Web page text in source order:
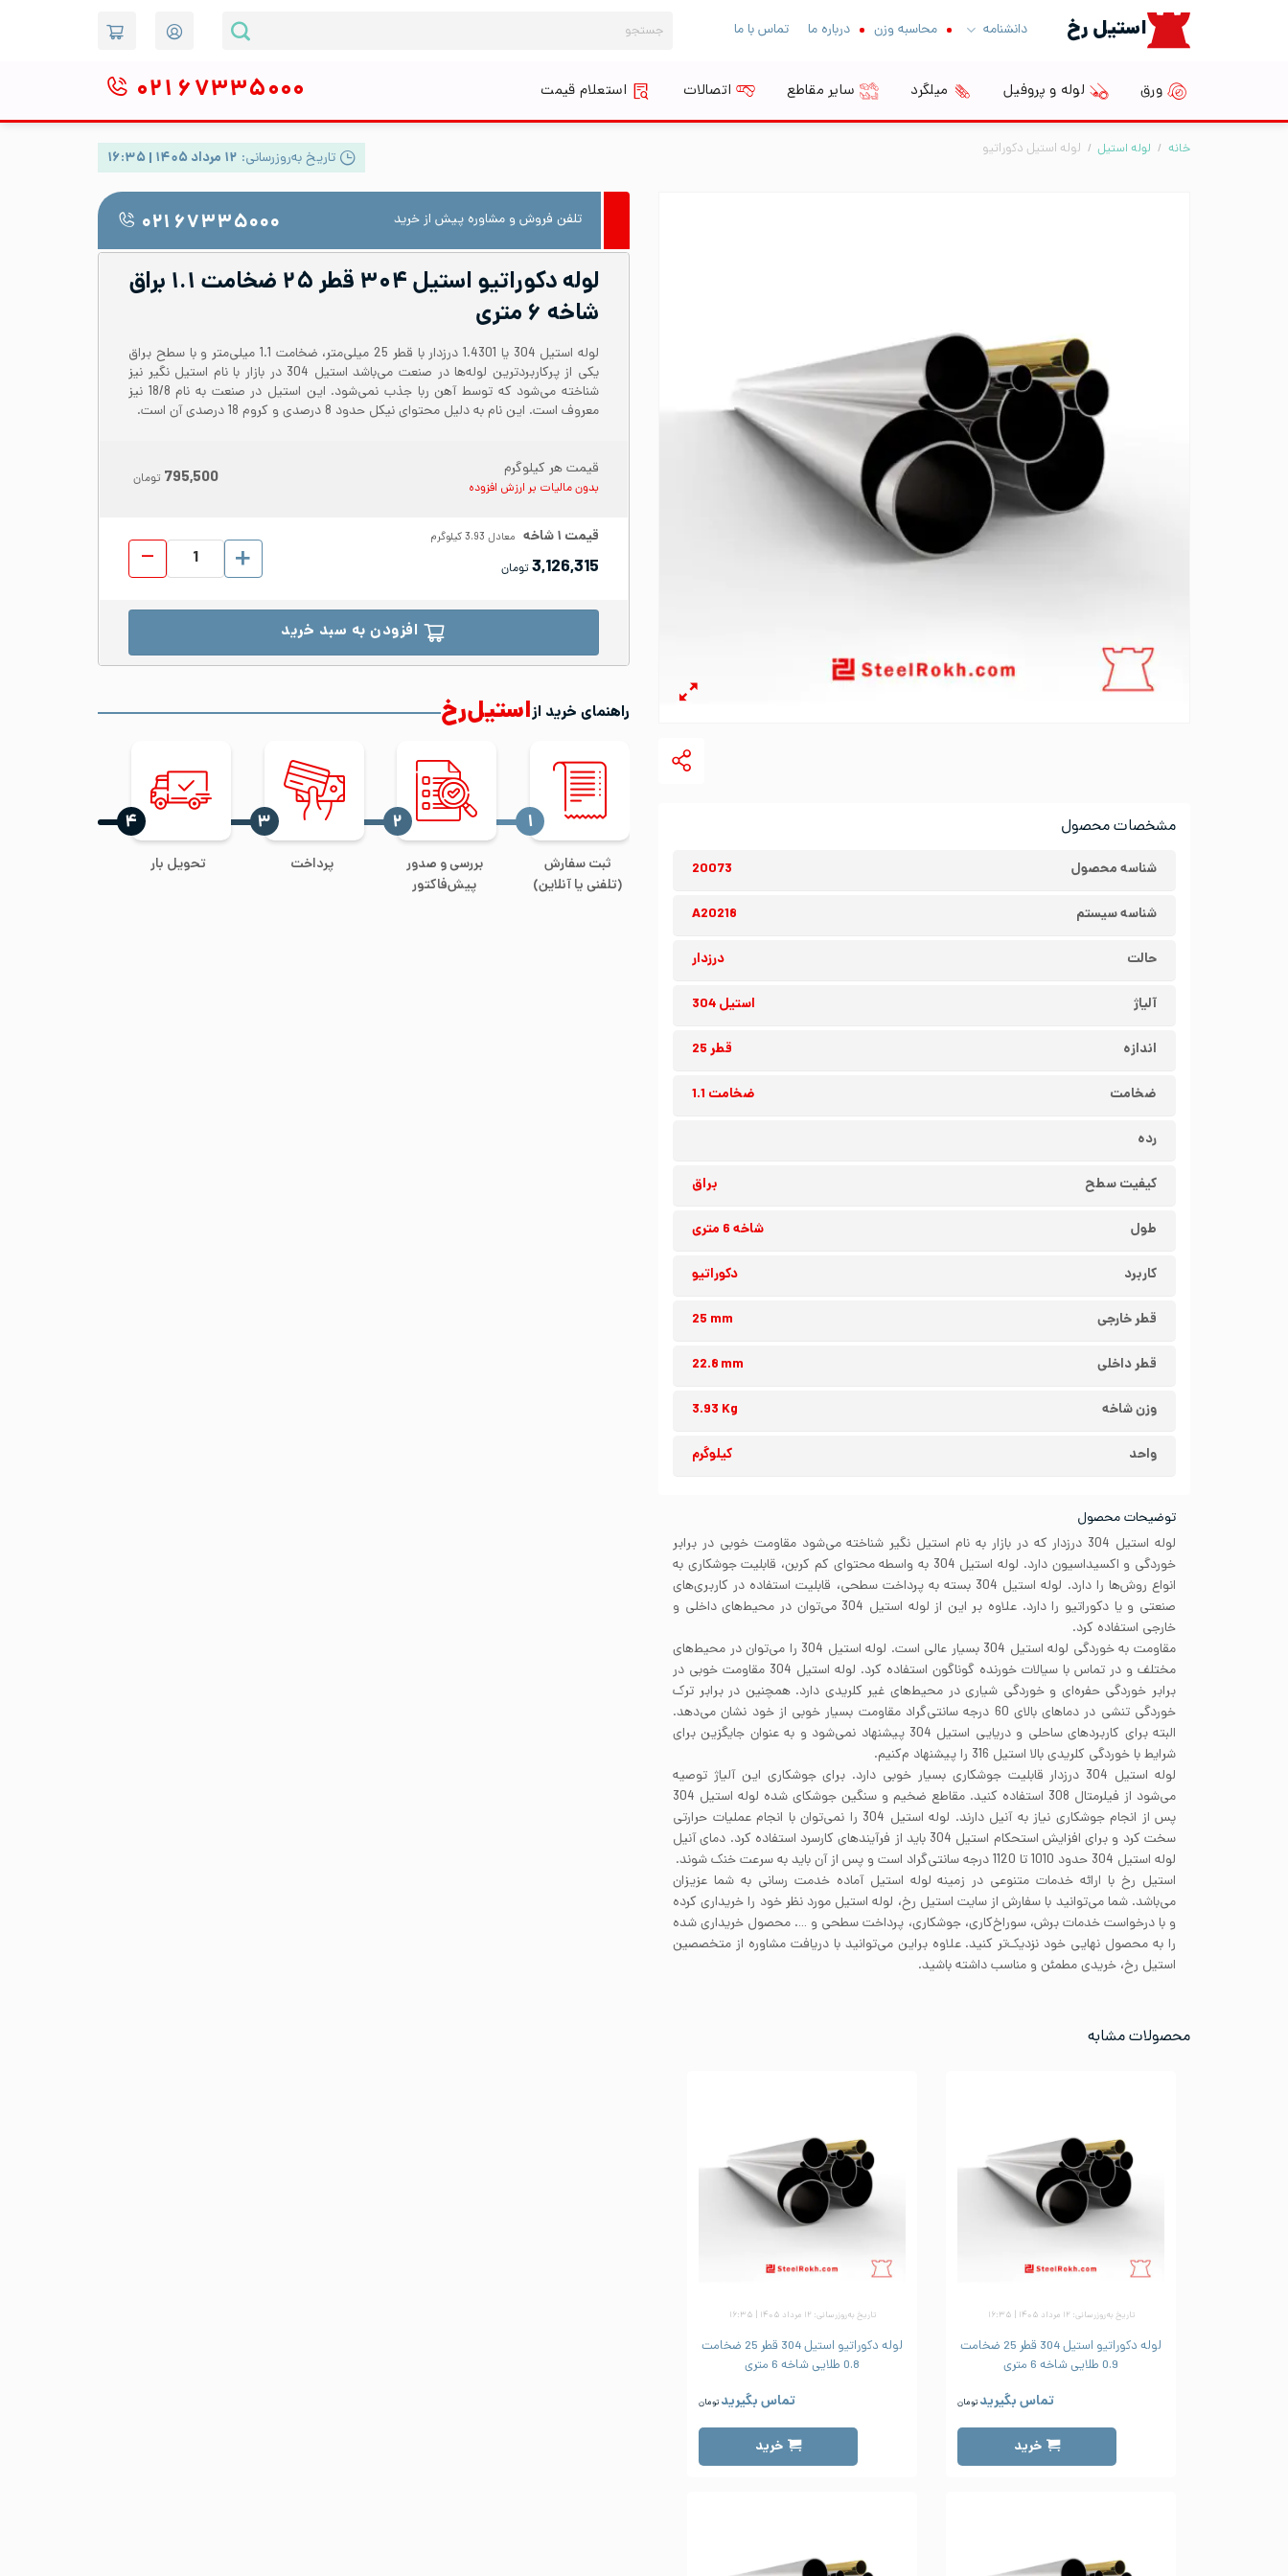
استیل رخ دانشنامه محاسبه وزن درباره ما تماس با ما
برای:
ورق لوله و پروفیل میلگرد سایر مقاطع اتصالات استعلام قیمت ۰۲۱ ۶۷۳۳۵۰۰۰
خانه / لوله استیل / لوله استیل دکوراتیو تاریخ به‌روزرسانی: ۱۲ مرداد ۱۴۰۵ | ۱۶:۳۵
مشخصات محصول
شناسه محصول 20073
شناسه سیستم A20218
حالت درزدار
آلیاژ استیل 304
اندازه قطر 25
ضخامت ضخامت 1.1
رده
کیفیت سطح براق
طول شاخه 6 متری
کاربرد دکوراتیو
قطر خارجی 25 mm
قطر داخلی 22.8 mm
وزن شاخه 3.93 Kg
واحد کیلوگرم
توضیحات محصول
لوله استیل 304 درزدار که در بازار به نام استیل نگیر شناخته می‌شود مقاومت خوبی در برابر
خوردگی و اکسیداسیون دارد. لوله استیل 304 به واسطه محتوای کم کربن، قابلیت جوشکاری به
انواع روش‌ها را دارد. لوله استیل 304 بسته به پرداخت سطحی، قابلیت استفاده در کاربری‌های
صنعتی و یا دکوراتیو را دارد. علاوه بر این از لوله استیل 304 می‌توان در محیط‌های داخلی و
خارجی استفاده کرد.
مقاومت به خوردگی لوله استیل 304 بسیار عالی است. لوله استیل 304 را می‌توان در محیط‌های
مختلف و در تماس با سیالات خورنده گوناگون استفاده کرد. لوله استیل 304 مقاومت خوبی در
برابر خوردگی حفره‌ای و خوردگی شیاری در محیط‌های غیر کلریدی دارد. همچنین در برابر ترک
خوردگی تنشی در دماهای بالای 60 درجه سانتی‌گراد مقاومت بسیار خوبی از خود نشان می‌دهد.
البته برای کاربردهای ساحلی و دریایی استیل 304 پیشنهاد نمی‌شود و به عنوان جایگزین برای
شرایط با خوردگی کلریدی بالا استیل 316 را پیشنهاد م‌کنیم.
لوله استیل 304 درزدار قابلیت جوشکاری بسیار خوبی دارد. برای جوشکاری این آلیاژ توصیه
می‌شود از فیلرمتال 308 استفاده کنید. مقاطع ضخیم و سنگین جوشکای شده لوله استیل 304
پس از انجام جوشکاری نیاز به آنیل دارند. لوله استیل 304 را نمی‌توان با انجام عملیات حرارتی
سخت کرد و برای افزایش استحکام استیل 304 باید از فرآیندهای کارسرد استفاده کرد. دمای آنیل
لوله استیل 304 حدود 1010 تا 1120 درجه سانتی‌گراد است و پس از آن باید به سرعت خنک شوند.
استیل رخ با ارائه خدمات متنوعی در زمینه لوله استیل آماده خدمت رسانی به شما عزیزان
می‌باشد. شما می‌توانید با سفارش از سایت استیل رخ، لوله استیل مورد نظر خود را خریداری کرده
و با درخواست خدمات برش، سوراخ‌کاری، جوشکاری، پرداخت سطحی و …. محصول خریداری شده
را به محصول نهایی خود نزدیک‌تر کنید. علاوه براین می‌توانید با دریافت مشاوره از متخصصین
استیل رخ، خریدی مطمئن و مناسب داشته باشید.
محصولات مشابه
تاریخ به‌روزرسانی: ۱۲ مرداد ۱۴۰۵ | ۱۶:۳۵
لوله دکوراتیو استیل 304 قطر 25 ضخامت
0.9 طلایی شاخه 6 متری
تماس بگیرید تومان
خرید
تاریخ به‌روزرسانی: ۱۲ مرداد ۱۴۰۵ | ۱۶:۳۵
لوله دکوراتیو استیل 304 قطر 25 ضخامت
0.8 طلایی شاخه 6 متری
تماس بگیرید تومان
خرید
تلفن فروش و مشاوره پیش از خرید ۰۲۱ ۶۷۳۳۵۰۰۰
لوله دکوراتیو استیل ۳۰۴ قطر ۲۵ ضخامت ۱.۱ براق
شاخه ۶ متری
لوله استیل 304 یا 1.4301 درزدار با قطر 25 میلی‌متر، ضخامت 1.1 میلی‌متر و با سطح براق
یکی از پرکاربردترین لوله‌ها در صنعت می‌باشد‌ استیل 304 در بازار با نام استیل نگیر نیز
شناخته می‌شود که توسط آهن ربا جذب نمی‌شود. این استیل در صنعت به نام 18/8 نیز
معروف است. این نام به دلیل محتوای نیکل حدود 8 درصدی و کروم 18 درصدی آن است.
قیمت هر کیلوگرم
بدون مالیات بر ارزش افزوده 795,500 تومان
قیمت ۱شاخه معادل 3.93کیلوگرم
3,126,315تومان
لوله دکوراتیو استیل 304 قطر 25 ضخامت 1.1 براق شاخه 6 متری عدد
افزودن به سبد خرید
راهنمای خرید ازاستیل‌رخ
ثبت سفارش
(تلفنی یا آنلاین)
‍۱
بررسی و صدور
پیش‌فاکتور
‍۲
پرداخت
‍۳
تحویل بار
‍۴